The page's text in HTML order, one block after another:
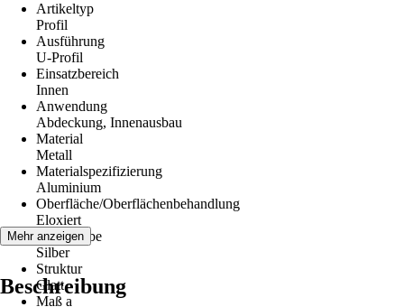
Artikeltyp
Profil
Ausführung
U-Profil
Einsatzbereich
Innen
Anwendung
Abdeckung, Innenausbau
Material
Metall
Materialspezifizierung
Aluminium
Oberfläche/Oberflächenbehandlung
Eloxiert
Grundfarbe
Silber
Struktur
Glatt
Maß a
Mehr anzeigen
Beschreibung